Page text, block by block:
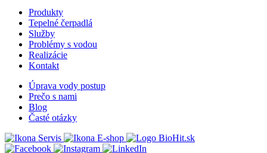
Produkty
Tepelné čerpadlá
Služby
Problémy s vodou
Realizácie
Kontakt
Úprava vody postup
Prečo s nami
Blog
Časté otázky
Servis
E-shop